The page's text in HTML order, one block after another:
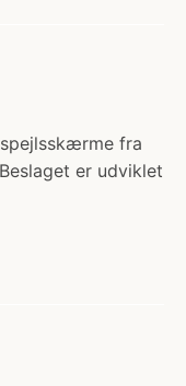
fra
er udviklet